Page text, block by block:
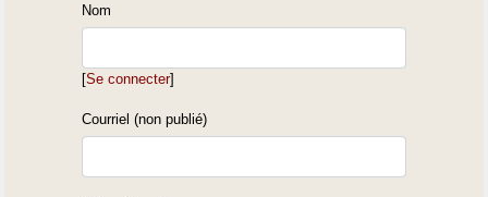
Nom
[Se connecter]
Courriel (non publié)